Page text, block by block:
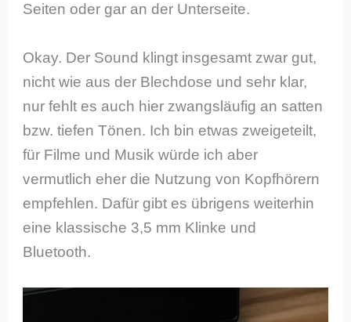
Seiten oder gar an der Unterseite.
Okay. Der Sound klingt insgesamt zwar gut,
nicht wie aus der Blechdose und sehr klar,
nur fehlt es auch hier zwangsläufig an satten
bzw. tiefen Tönen. Ich bin etwas zweigeteilt,
für Filme und Musik würde ich aber
vermutlich eher die Nutzung von Kopfhörern
empfehlen. Dafür gibt es übrigens weiterhin
eine klassische 3,5 mm Klinke und
Bluetooth.